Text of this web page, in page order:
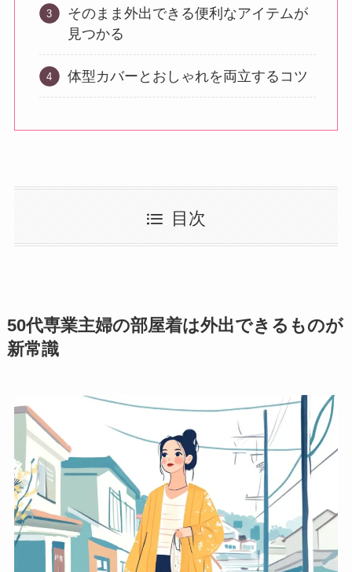
そのまま外出できる便利なアイテムが
見つかる
体型カバーとおしゃれを両立するコツ
目次
50代専業主婦の部屋着は外出できるものが
新常識